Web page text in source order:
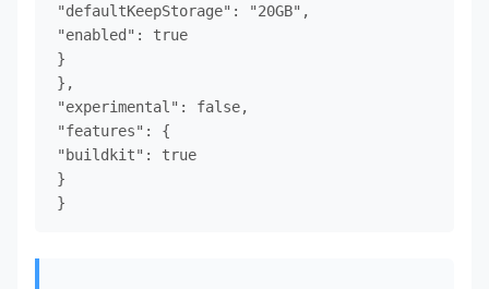
"defaultKeepStorage": "20GB",
"enabled": true
}
},
"experimental": false,
"features": {
"buildkit": true
}
}